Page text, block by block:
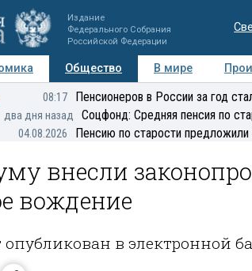
Издание
Федерального Собрания
Российской Федерации
Общество В мире
Мнения Регионы
08:17 Пенсионеров в России за год
два дня назад Соцфонд: Средняя пенсия по
04.08.2026 Пенсию по старости предложили
внесли
вождение
в электронной